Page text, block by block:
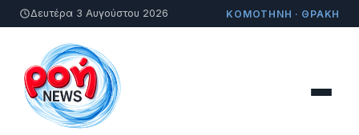
Δευτέρα 3 Αυγούστου 2026 ΚΟΜΟΤΗΝΗ · ΘΡΑΚΗ